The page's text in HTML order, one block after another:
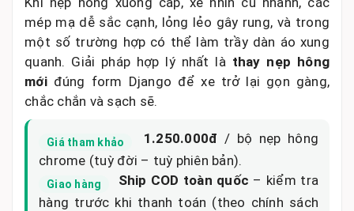
mép mạ dễ sắc cạnh, lỏng lẻo gây rung, và trong
một số trường hợp có thể làm trầy dàn áo xung
quanh. Giải pháp hợp lý nhất là thay nẹp hông
mớiđúng form Django để xe trở lại gọn gàng,
chắc chắn và sạch sẽ.
Giá tham khảo 1.250.000đ / bộ nẹp hông
chrome (tuỳ đời – tuỳ phiên bản).
Giao hàng Ship COD toàn quốc – kiểm tra
hàng trước khi thanh toán (theo chính sách